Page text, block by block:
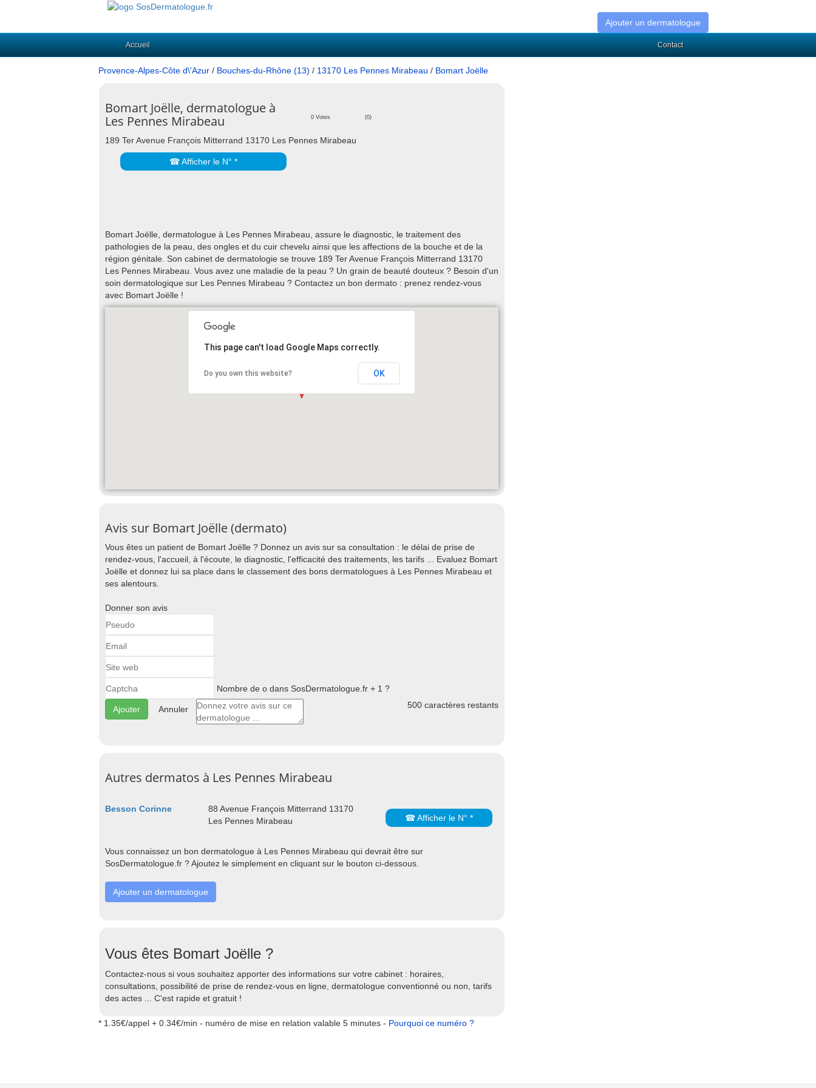
Ajouter un dermatologue
Accueil Contact
Provence-Alpes-Côte d\'Azur / Bouches-du-Rhône (13) / 13170 Les Pennes Mirabeau / Bomart Joëlle
Bomart Joëlle, dermatologue à
Les Pennes Mirabeau
0 Votes (0)
189 Ter Avenue François Mitterrand 13170 Les Pennes Mirabeau
☎ Afficher le N° *
Bomart Joëlle, dermatologue à Les Pennes Mirabeau, assure le diagnostic, le traitement des
pathologies de la peau, des ongles et du cuir chevelu ainsi que les affections de la bouche et de la
région génitale. Son cabinet de dermatologie se trouve 189 Ter Avenue François Mitterrand 13170
Les Pennes Mirabeau. Vous avez une maladie de la peau ? Un grain de beauté douteux ? Besoin d'un
soin dermatologique sur Les Pennes Mirabeau ? Contactez un bon dermato : prenez rendez-vous
avec Bomart Joëlle !
This page can't load Google Maps correctly.
Do you own this website? OK
Avis sur Bomart Joëlle (dermato)
Vous êtes un patient de Bomart Joëlle ? Donnez un avis sur sa consultation : le délai de prise de
rendez-vous, l'accueil, à l'écoute, le diagnostic, l'efficacité des traitements, les tarifs ... Evaluez Bomart
Joëlle et donnez lui sa place dans le classement des bons dermatologues à Les Pennes Mirabeau et
ses alentours.
Donner son avis
Nombre de o dans SosDermatologue.fr + 1 ?
Annuler 500 caractères restants
Autres dermatos à Les Pennes Mirabeau
Besson Corinne
88 Avenue François Mitterrand 13170
Les Pennes Mirabeau
☎ Afficher le N° *
Vous connaissez un bon dermatologue à Les Pennes Mirabeau qui devrait être sur
SosDermatologue.fr ? Ajoutez le simplement en cliquant sur le bouton ci-dessous.
Ajouter un dermatologue
Vous êtes Bomart Joëlle ?
Contactez-nous si vous souhaitez apporter des informations sur votre cabinet : horaires,
consultations, possibilité de prise de rendez-vous en ligne, dermatologue conventionné ou non, tarifs
des actes ... C'est rapide et gratuit !
* 1.35€/appel + 0.34€/min - numéro de mise en relation valable 5 minutes - Pourquoi ce numéro ?